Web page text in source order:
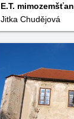
E.T. mimozemšťan
Jitka Chudějová